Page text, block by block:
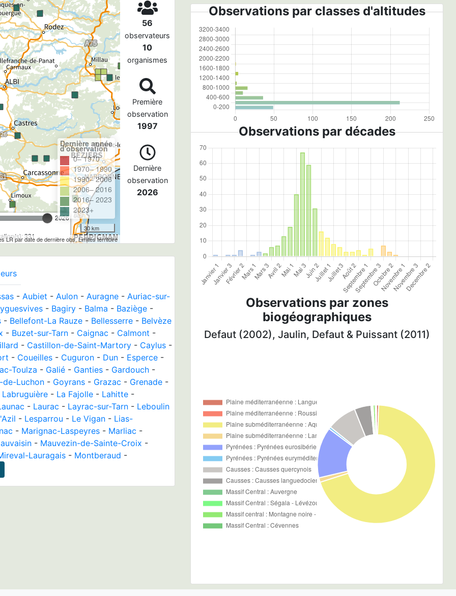
2026
331
Dernière année
d'observation
0– 1970
1970– 1990
1990– 2006
2006– 2016
2016– 2023
2023+
30 km
LR par date de dernière obs, Limites territoire
56
observateurs
10
organismes
Première
observation
1997
Dernière
observation
2026
- Aubiet - Aulon - Auragne - Auriac-sur-
- Bagiry - Balma - Baziège -
- Bellefont-La Rauze - Bellesserre - Belvèze
- Buzet-sur-Tarn - Caignac - Calmont -
- Castillon-de-Saint-Martory - Caylus -
- Coueilles - Cuguron - Dun - Esperce -
Toulza - Galié - Ganties - Gardouch -
de-Luchon - Goyrans - Grazac - Grenade -
Labruguière - La Fajolle - Lahitte -
- Laurac - Layrac-sur-Tarn - Leboulin
- Lesparrou - Le Vigan - Lias-
- Marignac-Laspeyres - Marliac -
- Mauvezin-de-Sainte-Croix -
Lauragais - Montberaud -
Observations par classes d'altitudes
Observations par décades
Observations par zones
biogéographiques
Defaut (2002), Jaulin, Defaut & Puissant (2011)